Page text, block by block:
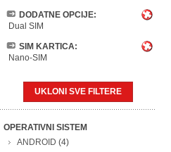
DODATNE OPCIJE:
Dual SIM
SIM KARTICA:
Nano-SIM
UKLONI SVE FILTERE
OPERATIVNI SISTEM
ANDROID (4)